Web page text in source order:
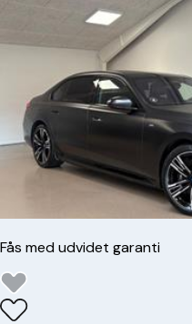
Fås med udvidet garanti